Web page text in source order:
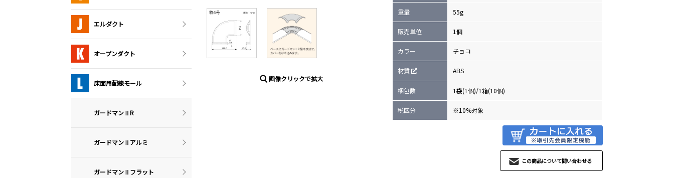
画像クリックで拡大
重量 55g
販売単位 1個
カラー チョコ
材質 ABS
梱包数 1袋(1個)/1箱(10個)
税区分 ※10%対象
この商品について問い合わせる
エルダクト
オープンダクト
床面用配線モール
ガードマンⅡR
ガードマンⅡアルミ
ガードマンⅡフラット